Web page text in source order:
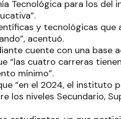
Tecnológica para los del
y tecnológicas que
acentuó.
cuente con una base
“las cuatro carreras
mínimo”.
“en el 2024, el instituto
los niveles Secundario,